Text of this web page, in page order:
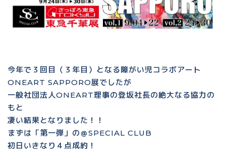
今年で３回目（３年目）となる障がい児コラボアート
ONEART SAPPORO展でしたが
一般社団法人ONEART理事の登坂社長の絶大なる協力の
もと
凄い結果となりました！！
まずは「第一弾」の＠SPECIAL CLUB
初日いきなり４点成約！